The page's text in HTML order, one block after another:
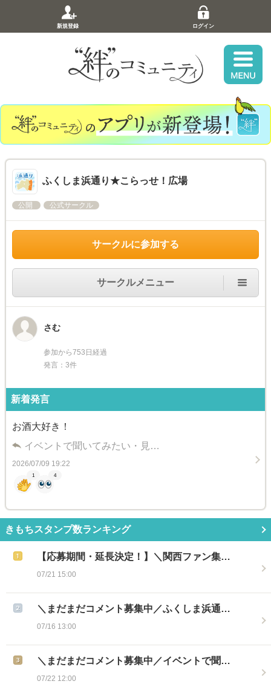
新規登録 ログイン
ふくしま浜通り★こらっせ！広場
公開 公式サークル
サークルに参加する
サークルメニュー
さむ
参加から753日経過
発言：3件
新着発言
お酒大好き！
イベントで聞いてみたい・見…
2026/07/09 19:22
1 4
きもちスタンプ数ランキング
【応募期間・延長決定！】＼関西ファン集…
07/21 15:00
＼まだまだコメント募集中／ふくしま浜通…
07/16 13:00
＼まだまだコメント募集中／イベントで聞…
07/22 12:00